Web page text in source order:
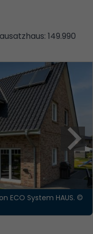
149.990
ECO System HAUS. ©